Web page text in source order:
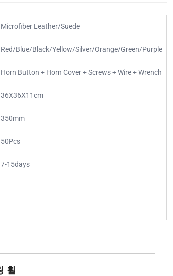
Microfiber Leather/Suede
Red/Blue/Black/Yellow/Silver/Orange/Green/Purple
Horn Button + Horn Cover + Screws + Wire + Wrench
36X36X11cm
350mm
50Pcs
7-15days
휠